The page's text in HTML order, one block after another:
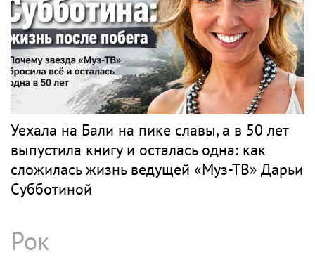
Уехала на Бали на пике славы, а в 50 лет
выпустила книгу и осталась одна: как
сложилась жизнь ведущей «Муз-ТВ» Дарьи
Субботиной
Рок